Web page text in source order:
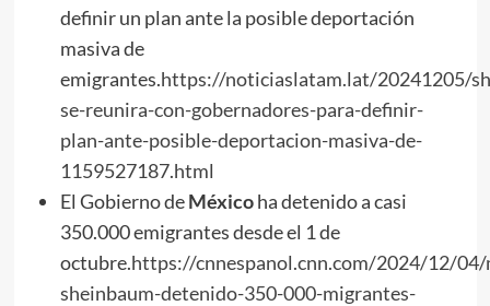
definir un plan ante la posible deportación
masiva de
emigrantes.https://noticiaslatam.lat/20241205/
se-reunira-con-gobernadores-para-definir-
plan-ante-posible-deportacion-masiva-de-
1159527187.html
El Gobierno deMéxicoha detenido a casi
350.000 emigrantes desde el 1 de
octubre.https://cnnespanol.cnn.com/2024/12/
sheinbaum-detenido-350-000-migrantes-